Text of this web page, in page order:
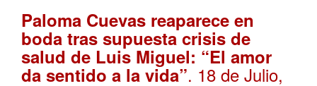
Paloma Cuevas reaparece en
boda tras supuesta crisis de
salud de Luis Miguel: “El amor
da sentido a la vida”. 18 de Julio,